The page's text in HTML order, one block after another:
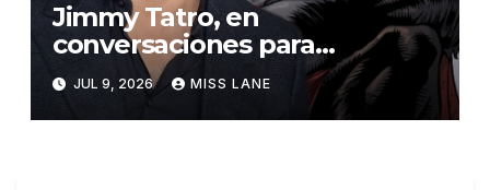
Jimmy Tatro, en
conversaciones para
interpretar a Gorilla Grodd en
la serie derivada de DC «DC
Crime»
JUL 9, 2026 MISS LANE